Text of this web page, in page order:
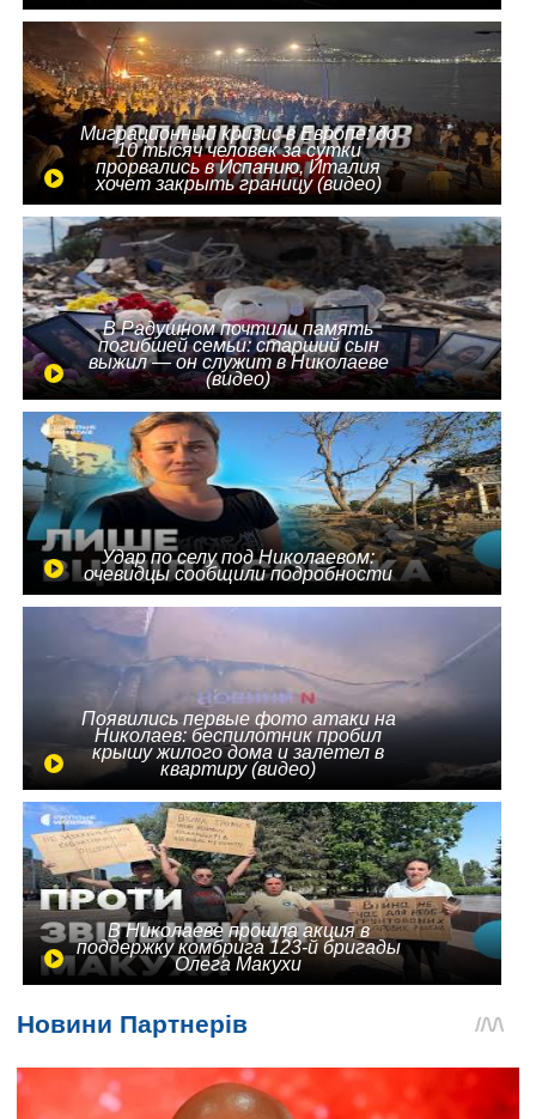
Миграционный кризис в Европе: до
10 тысяч человек за сутки
прорвались в Испанию, Италия
хочет закрыть границу (видео)
В Радушном почтили память
погибшей семьи: старший сын
выжил — он служит в Николаеве
(видео)
Удар по селу под Николаевом:
очевидцы сообщили подробности
Появились первые фото атаки на
Николаев: беспилотник пробил
крышу жилого дома и залетел в
квартиру (видео)
В Николаеве прошла акция в
поддержку комбрига 123-й бригады
Олега Макухи